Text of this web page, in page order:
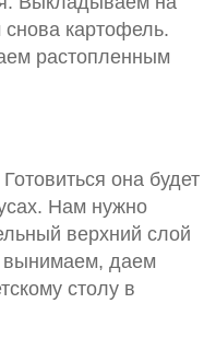
картофель.
растопленным
она будет
Нам нужно
верхний слой
вынимаем, даем
столу в